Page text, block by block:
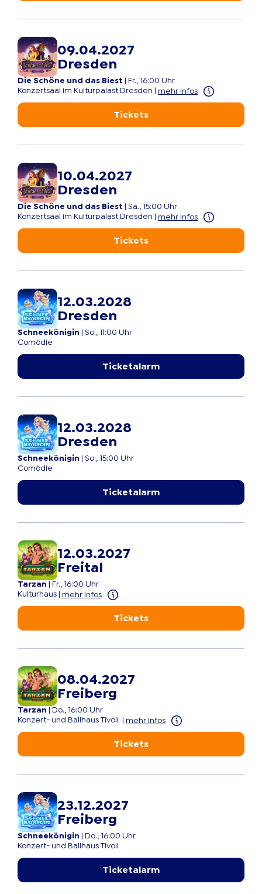
09.04.2027
Dresden
Die Schöne und das Biest
Fr., 16:00 Uhr
Konzertsaal im Kulturpalast Dresden
mehr Infos
Tickets
10.04.2027
Dresden
Die Schöne und das Biest
Sa., 15:00 Uhr
Konzertsaal im Kulturpalast Dresden
mehr Infos
Tickets
12.03.2028
Dresden
Schneekönigin
So., 11:00 Uhr
Comödie
Ticketalarm
12.03.2028
Dresden
Schneekönigin
So., 15:00 Uhr
Comödie
Ticketalarm
12.03.2027
Freital
Tarzan
Fr., 16:00 Uhr
Kulturhaus
mehr Infos
Tickets
08.04.2027
Freiberg
Tarzan
Do., 16:00 Uhr
Konzert- und Ballhaus Tivoli
mehr Infos
Tickets
23.12.2027
Freiberg
Schneekönigin
Do., 16:00 Uhr
Konzert- und Ballhaus Tivoli
Ticketalarm